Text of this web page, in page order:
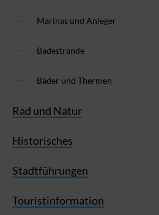
Marinas und Anleger
Badestrände
Bäder und Thermen
Rad und Natur
Historisches
Stadtführungen
Touristinformation